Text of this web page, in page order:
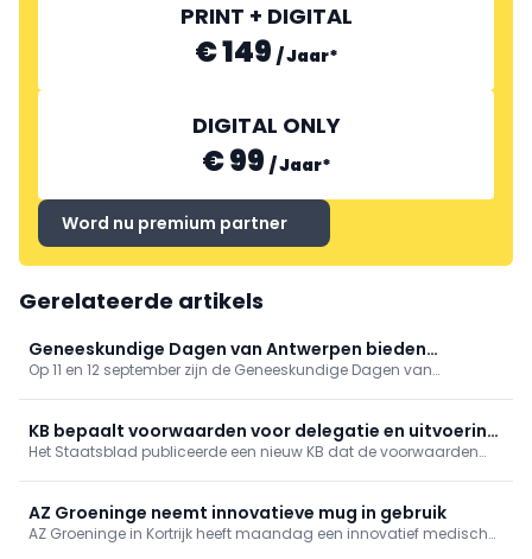
PRINT + DIGITAL
€ 149 /Jaar*
DIGITAL ONLY
€ 99 /Jaar*
Word nu premium partner
Gerelateerde artikels
Geneeskundige Dagen van Antwerpen bieden
gevarieerd programma
Op 11 en 12 september zijn de Geneeskundige Dagen van
nood- en rampgeneeskunde.
KB bepaalt voorwaarden voor delegatie en uitvoering
van verpleegkundige handelingen in het kader van een
gestructureerd zorgteam
Het Staatsblad publiceerde een nieuw KB dat de voorwaarden
AZ Groeninge neemt innovatieve mug in gebruik
AZ Groeninge in Kortrijk heeft maandag een innovatief medisch